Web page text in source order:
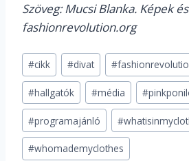
Szöveg: Mucsi Blanka. Képek
fashionrevolution.org
Post
Tags:
#cikk #divat #
#hallgatók #média #
#programajánló #
#whomademyclothes